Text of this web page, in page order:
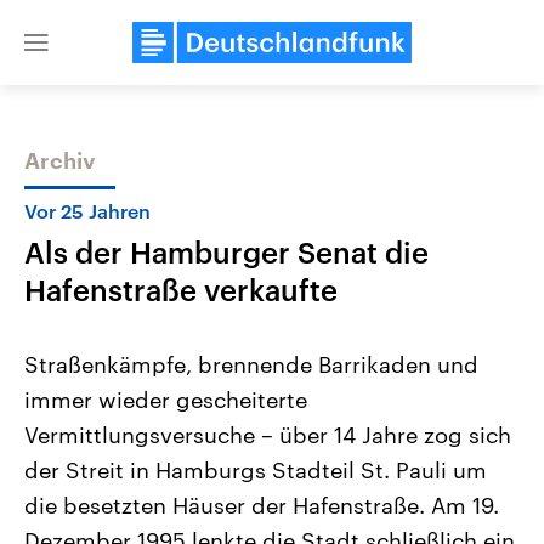
Close
Themen
Landtagswahl Sachsen-Anhalt
2026
Alle Informationen
Sachsen-Anhalt wählt am 6.
September 2026 einen neuen
Landtag. Seit 2021 wird das
Bundesland von einer Koalition aus
USA
Aktuelle Beiträge,
Hintergründe
Wirtschaftlich und
gehören die Vereinigten
den mächtigsten Ländern
mit großem Einfluss auf
Archiv
Vor 25 Jahren
Als der Hamburger Senat die
Hafenstraße verkaufte
Straßenkämpfe, brennende Barrikaden und
immer wieder gescheiterte
Vermittlungsversuche – über 14 Jahre zog sich
der Streit in Hamburgs Stadteil St. Pauli um
die besetzten Häuser der Hafenstraße. Am 19.